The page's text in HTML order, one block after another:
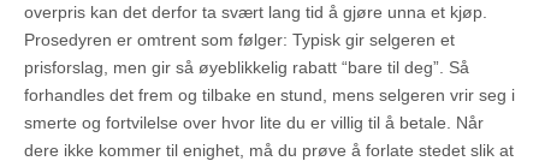
overpris kan det derfor ta svært lang tid å gjøre unna et kjøp.
Prosedyren er omtrent som følger: Typisk gir selgeren et
prisforslag, men gir så øyeblikkelig rabatt “bare til deg”. Så
forhandles det frem og tilbake en stund, mens selgeren vrir seg i
smerte og fortvilelse over hvor lite du er villig til å betale. Når
dere ikke kommer til enighet, må du prøve å forlate stedet slik at